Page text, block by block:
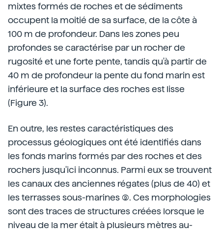
mixtes formés de roches et de sédiments
occupent la moitié de sa surface, de la côte à
100 m de profondeur. Dans les zones peu
profondes se caractérise par un rocher de
rugosité et une forte pente, tandis qu'à partir de
40 m de profondeur la pente du fond marin est
inférieure et la surface des roches est lisse
(Figure 3).
En outre, les restes caractéristiques des
processus géologiques ont été identifiés dans
les fonds marins formés par des roches et des
rochers jusqu'ici inconnus. Parmi eux se trouvent
les canaux des anciennes régates (plus de 40) et
les terrasses sous-marines (9). Ces morphologies
sont des traces de structures créées lorsque le
niveau de la mer était à plusieurs mètres au-